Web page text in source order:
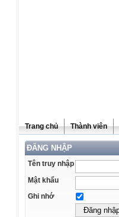
Trang chủ Thành viên
ĐĂNG NHẬP
Tên truy nhập
Mật khẩu
Ghi nhớ